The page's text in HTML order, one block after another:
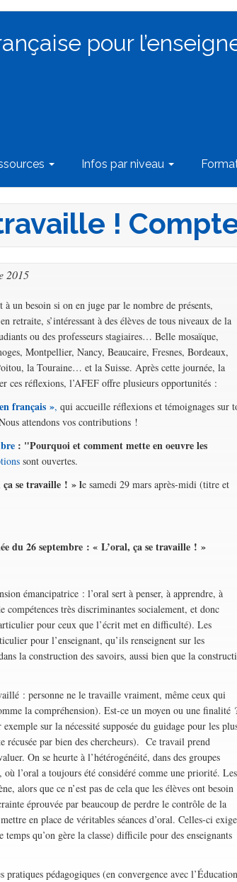
pour
Infos par niveau
!
2015
à un besoin si on en juge par le nombre de présents,
retraite, s’intéressant à des élèves de tous niveaux de la
ou des professeurs stagiaires… Belle mosaïque,
Montpellier, Nancy, Beaucaire, Fresnes, Bordeaux,
la Touraine… et la Suisse. Après cette journée, la
ces réflexions, l’AFEF offre plusieurs opportunités :
français », qui accueille réflexions et témoignages sur
attendons vos contributions !
: "Pourquoi et comment mette en oeuvre les
sont ouvertes.
ça se travaille ! » le samedi 29 mars après-midi (titre et
du 26 septembre : « L’oral, ça se travaille ! »
émancipatrice : l’oral sert à penser, à apprendre, à
très discriminantes socialement, et donc
pour ceux que l’écrit met en difficulté). Les
pour l’enseignant, qu’ils renseignent sur les
la construction des savoirs, aussi bien que la
: personne ne le travaille vraiment, même ceux qui
la compréhension). Est-ce un moyen ou une finalité
sur la nécessité supposée du guidage pour les
récusée par bien des chercheurs). Ce travail prend
On se heurte à l’hétérogénéité, dans des groupes
où l’oral a toujours été considéré comme une priorité. Les
alors que ce n’est pas de cela que les élèves ont besoin
éprouvée par beaucoup de perdre le contrôle de la
en place de véritables séances d’oral. Celles-ci
qu’on gère la classe) difficile pour des enseignants
pédagogiques (en convergence avec l’Éducation